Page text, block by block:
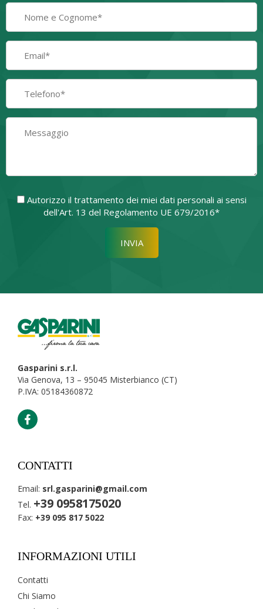
Autorizzo il trattamento dei miei dati personali ai sensi
dell'Art. 13 del Regolamento UE 679/2016*
Si prega di lasciare vuoto
Gasparini s.r.l.
Via Genova, 13 – 95045 Misterbianco (CT)
P.IVA: 05184360872
CONTATTI
Email: srl.gasparini@gmail.com
Tel. +39 0958175020
Fax: +39 095 817 5022
INFORMAZIONI UTILI
Contatti
Chi Siamo